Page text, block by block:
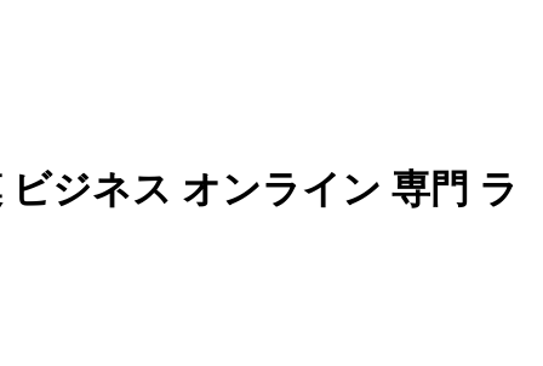
ジネス オンライン 専門 ラ